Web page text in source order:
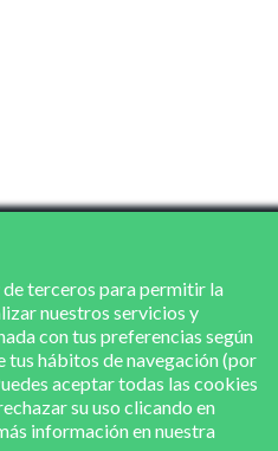
terceros para permitir la
nuestros servicios y
con tus preferencias según
hábitos de navegación (por
aceptar todas las cookies
su uso clicando en
información en nuestra